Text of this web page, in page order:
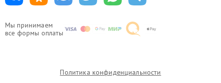
Мы принимаем
все формы оплаты
Политика конфиденциальности